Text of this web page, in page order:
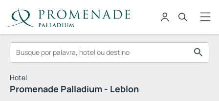
Hotel
Promenade Palladium - Leblon